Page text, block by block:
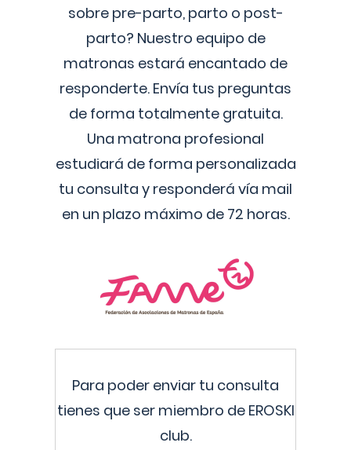
sobre pre-parto, parto o post-
parto? Nuestro equipo de
matronas estará encantado de
responderte. Envía tus preguntas
de forma totalmente gratuita.
Una matrona profesional
estudiará de forma personalizada
tu consulta y responderá vía mail
en un plazo máximo de 72 horas.
Para poder enviar tu consulta
tienes que ser miembro de EROSKI
club.